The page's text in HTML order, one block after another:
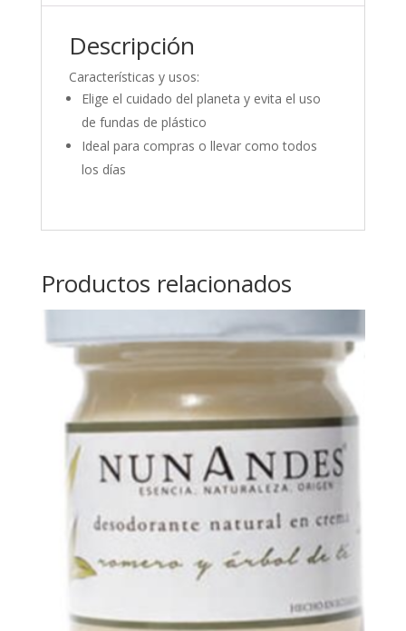
Descripción
Características y usos:
Elige el cuidado del planeta y evita el uso
de fundas de plástico
Ideal para compras o llevar como todos
los días
Productos relacionados